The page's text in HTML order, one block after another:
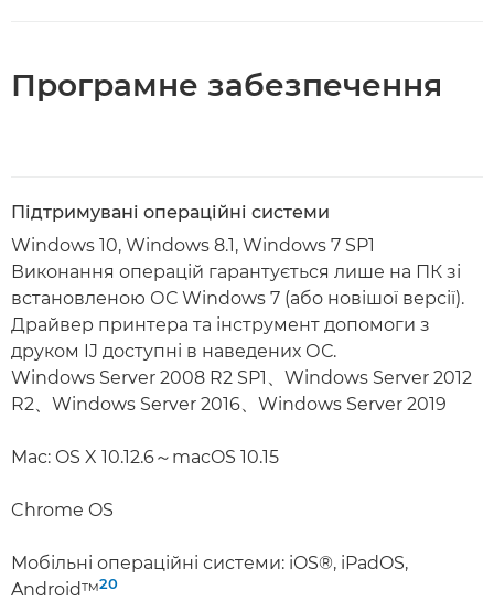
Програмне забезпечення
Підтримувані операційні системи
Windows 10, Windows 8.1, Windows 7 SP1
Виконання операцій гарантується лише на ПК зі
встановленою ОС Windows 7 (або новішої версії).
Драйвер принтера та інструмент допомоги з
друком IJ доступні в наведених ОС.
Windows Server 2008 R2 SP1、Windows Server 2012
R2、Windows Server 2016、Windows Server 2019
Mac: OS X 10.12.6～macOS 10.15
Chrome OS
Мобільні операційні системи: iOS®, iPadOS,
Android™20